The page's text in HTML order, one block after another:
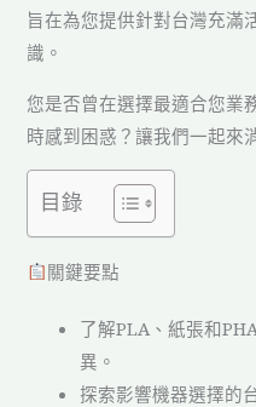
旨在為您提供針對台灣充滿
識。
您是否曾在選擇最適合您業
時感到困惑？讓我們一起來
目錄
關鍵要點
了解PLA、紙張和
異。
探索影響機器選擇的